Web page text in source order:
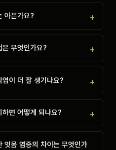
아픈가요?
은 무엇인가요?
이 더 잘 생기나요?
면 어떻게 되나요?
잇몸 염증의 차이는 무엇인가